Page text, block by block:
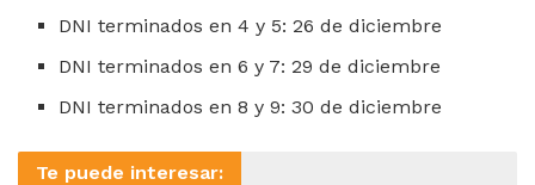
DNI terminados en 4 y 5: 26 de diciembre
DNI terminados en 6 y 7: 29 de diciembre
DNI terminados en 8 y 9: 30 de diciembre
Te puede interesar: